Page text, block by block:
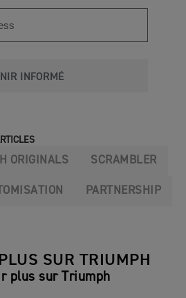
INFORMÉ
ORIGINALS SCRAMBLER
PARTNERSHIP
SUR TRIUMPH
plus sur Triumph